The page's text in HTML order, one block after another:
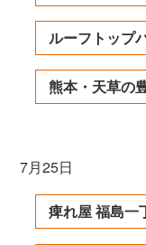
ルーフトップ
熊本・天草の
7月25日
痺れ屋 福島一